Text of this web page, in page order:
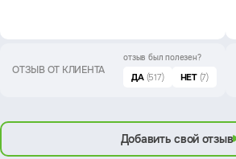
ОТЗЫВ ОТ КЛИЕНТА
отзыв был полезен?
ДА (517) НЕТ (7)
Добавить свой отзыв